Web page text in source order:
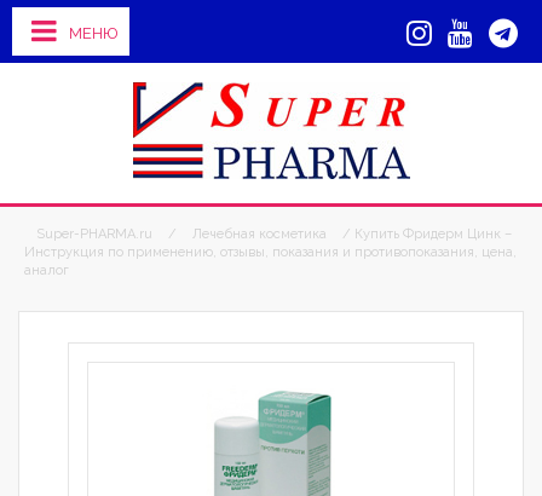
МЕНЮ
Super-PHARMA.ru / Лечебная косметика
/ Купить Фридерм Цинк –
Инструкция по применению, отзывы, показания и противопоказания, цена,
аналог